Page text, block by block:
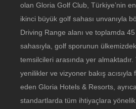
olan Gloria Golf Club, Türkiye’nin
ikinci büyük golf sahası unvanıyla
Driving Range alanı ve toplamda
sahasıyla, golf sporunun
temsilcileri arasında yer almaktadır.
yenilikler ve vizyoner bakış
eden Gloria Hotels & Resorts,
standartlarda tüm ihtiyaçlara yönelik